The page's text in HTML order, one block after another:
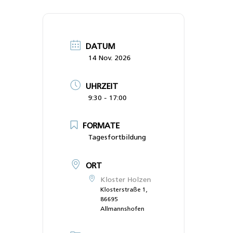
DATUM
14 Nov. 2026
UHRZEIT
9:30 - 17:00
FORMATE
Tagesfortbildung
ORT
Kloster Holzen
Klosterstraße 1,
86695
Allmannshofen